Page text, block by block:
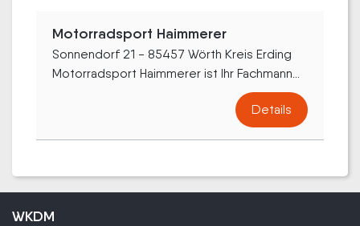
Motorradsport Haimmerer
Sonnendorf 21 - 85457 Wörth Kreis Erding
Motorradsport Haimmerer ist Ihr Fachmann...
Details
WKDM